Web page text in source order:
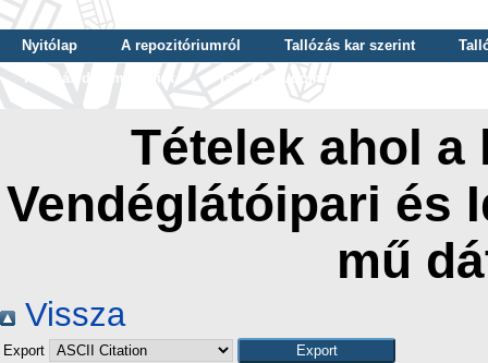
Nyitólap A repozitóriumról Tallózás kar szerint
Tallózás dátum szerint
Tallózás tudományterület szerint
Tételek ahol
Vendéglátóipari és
mű
Vissza
Export